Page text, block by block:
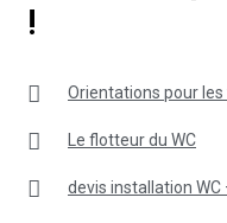
!
Orientations pour
Le flotteur du WC
devis installation WC